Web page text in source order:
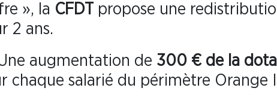
», la CFDTpropose une
2 ans.
augmentation de 300 € de la
chaque salarié du périmètre Orange